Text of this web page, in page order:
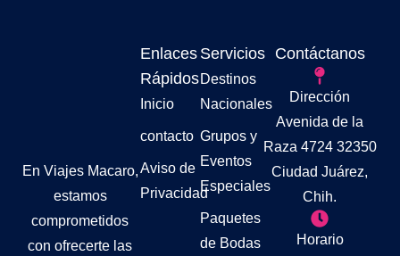
En Viajes Macaro,
estamos
comprometidos
con ofrecerte las
Servicios
Destinos
Nacionales
Grupos y
Eventos
Especiales
Paquetes
de Bodas
Enlaces
Rápidos
Inicio
contacto
Aviso de
Privacidad
Contáctanos
Dirección
Avenida de la
Raza 4724 32350
Ciudad Juárez,
Chih.
Horario